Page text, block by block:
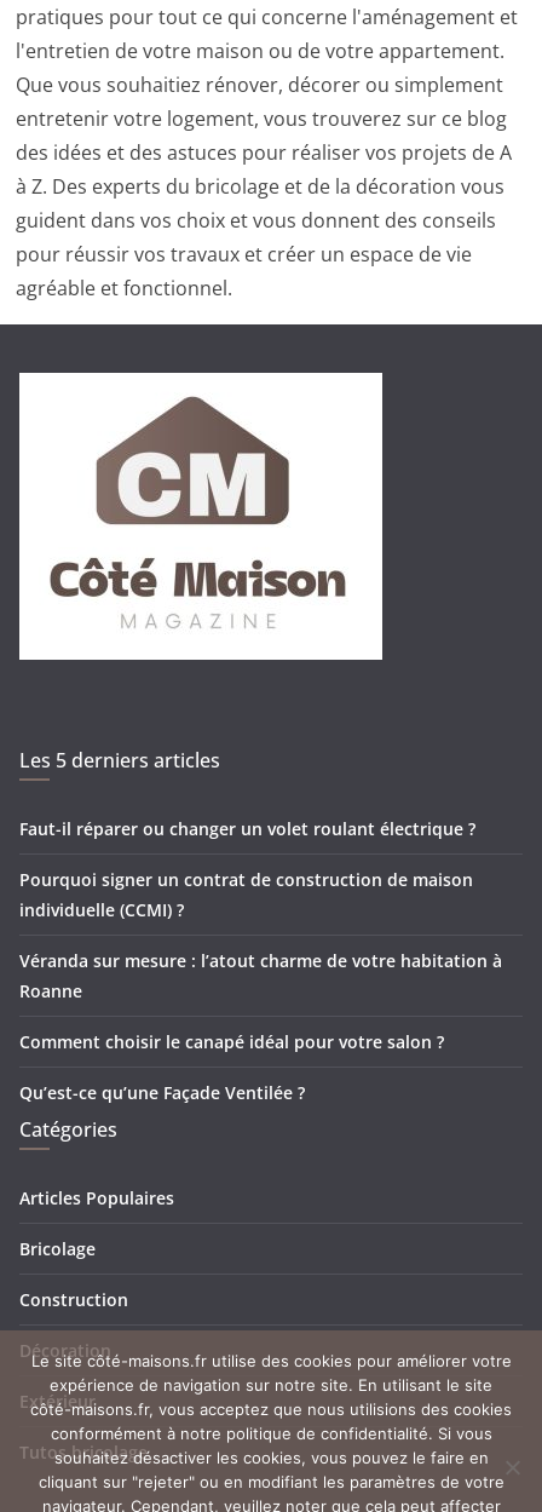
pratiques pour tout ce qui concerne l'aménagement et
l'entretien de votre maison ou de votre appartement.
Que vous souhaitiez rénover, décorer ou simplement
entretenir votre logement, vous trouverez sur ce blog
des idées et des astuces pour réaliser vos projets de A
à Z. Des experts du bricolage et de la décoration vous
guident dans vos choix et vous donnent des conseils
pour réussir vos travaux et créer un espace de vie
agréable et fonctionnel.
Les 5 derniers articles
Faut-il réparer ou changer un volet roulant électrique ?
Pourquoi signer un contrat de construction de maison
individuelle (CCMI) ?
Véranda sur mesure : l’atout charme de votre habitation à
Roanne
Comment choisir le canapé idéal pour votre salon ?
Qu’est-ce qu’une Façade Ventilée ?
Catégories
Articles Populaires
Bricolage
Construction
Décoration
Extérieur
Tutos bricolage
Le site côté-maisons.fr utilise des cookies pour améliorer votre
expérience de navigation sur notre site. En utilisant le site
côté-maisons.fr, vous acceptez que nous utilisions des cookies
conformément à notre politique de confidentialité. Si vous
souhaitez désactiver les cookies, vous pouvez le faire en
cliquant sur "rejeter" ou en modifiant les paramètres de votre
navigateur. Cependant, veuillez noter que cela peut affecter